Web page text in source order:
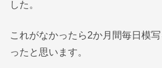
した。
これがなかったら2か月間毎日模
ったと思います。